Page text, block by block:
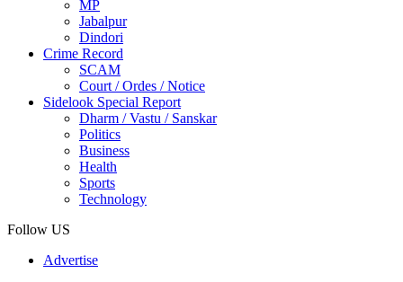
MP
Jabalpur
Dindori
Crime Record
SCAM
Court / Ordes / Notice
Sidelook Special Report
Dharm / Vastu / Sanskar
Politics
Business
Health
Sports
Technology
Follow US
Advertise